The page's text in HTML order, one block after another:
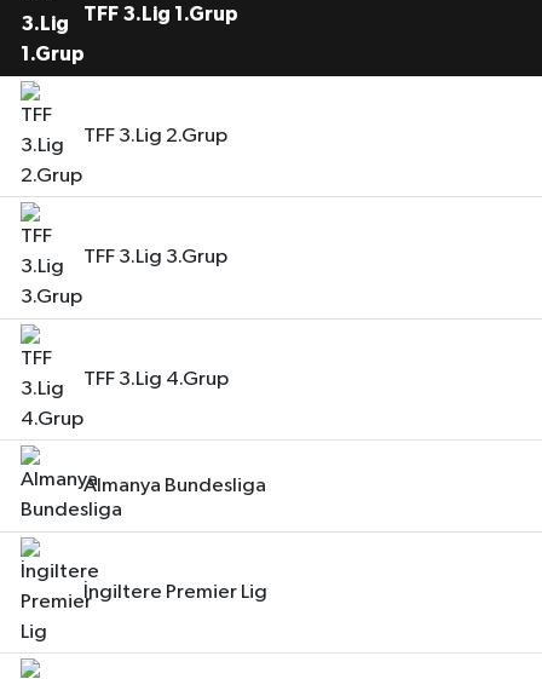
TFF 3.Lig 1.Grup
TFF 3.Lig 2.Grup
TFF 3.Lig 3.Grup
TFF 3.Lig 4.Grup
Almanya Bundesliga
İngiltere Premier Lig